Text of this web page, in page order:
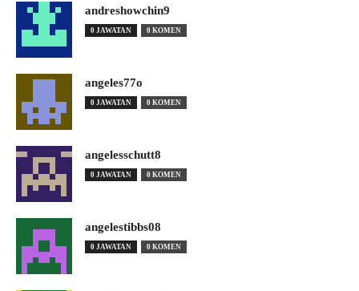
andreshowchin9
0 JAWATAN 0 KOMEN
angeles77o
0 JAWATAN 0 KOMEN
angelesschutt8
0 JAWATAN 0 KOMEN
angelestibbs08
0 JAWATAN 0 KOMEN